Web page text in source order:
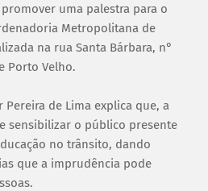
uma palestra para o
Metropolitana de
na rua Santa Bárbara, n°
Porto Velho.
de Lima explica que, a
sensibilizar o público presente
no trânsito, dando
que a imprudência pode